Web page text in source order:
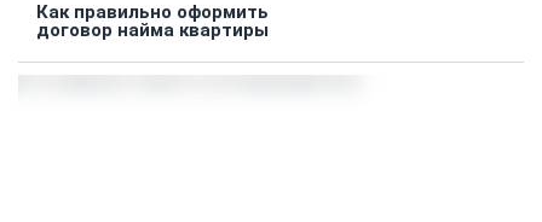
Как правильно оформить
договор найма квартиры